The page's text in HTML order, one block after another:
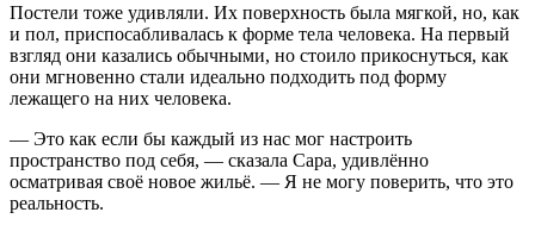
Постели тоже удивляли. Их поверхность была мягкой, но, как
и пол, приспосабливалась к форме тела человека. На первый
взгляд они казались обычными, но стоило прикоснуться, как
они мгновенно стали идеально подходить под форму
лежащего на них человека.
— Это как если бы каждый из нас мог настроить
пространство под себя, — сказала Сара, удивлённо
осматривая своё новое жильё. — Я не могу поверить, что это
реальность.